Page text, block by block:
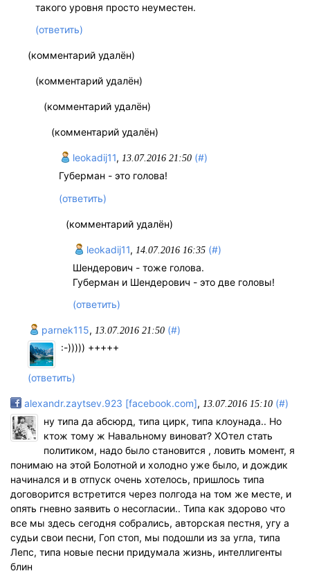
такого уровня просто неуместен.
(ответить)
(комментарий удалён)
(комментарий удалён)
(комментарий удалён)
(комментарий удалён)
leokadij11, 13.07.2016 21:50 (#)
Губерман - это голова!
(ответить)
(комментарий удалён)
leokadij11, 14.07.2016 16:35 (#)
Шендерович - тоже голова.
Губерман и Шендерович - это две головы!
(ответить)
parnek115, 13.07.2016 21:50 (#)
:-))))) +++++
(ответить)
alexandr.zaytsev.923 [facebook.com], 13.07.2016 15:10 (#)
ну типа да абсюрд, типа цирк, типа клоунада.. Но
ктож тому ж Навальному виноват? ХОтел стать
политиком, надо было становится , ловить момент, я
понимаю на этой Болотной и холодно уже было, и дождик
начинался и в отпуск очень хотелось, пришлось типа
договорится встретится через полгода на том же месте, и
опять гневно заявить о несогласии.. Типа как здорово что
все мы здесь сегодня собрались, авторская пестня, угу а
судьи свои песни, Гоп стоп, мы подошли из за угла, типа
Лепс, типа новые песни придумала жизнь, интеллигенты
блин